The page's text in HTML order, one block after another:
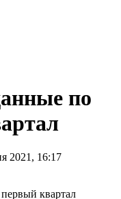
по
2021, 16:17